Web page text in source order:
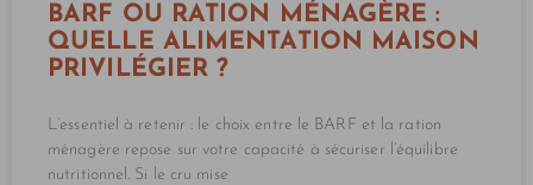
BARF OU RATION MÉNAGÈRE :
QUELLE ALIMENTATION MAISON
PRIVILÉGIER ?
L’essentiel à retenir : le choix entre le BARF et la ration
ménagère repose sur votre capacité à sécuriser l’équilibre
nutritionnel. Si le cru mise